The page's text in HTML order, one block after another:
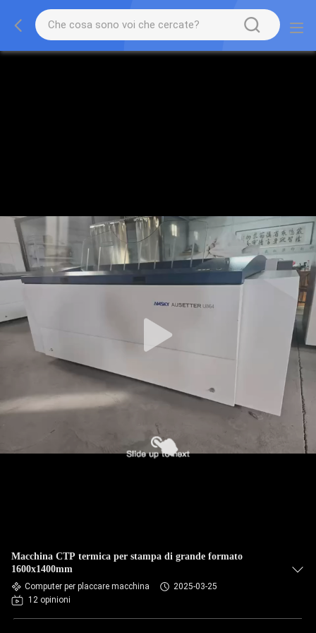
Macchina CTP termica per stampa di grande formato
1600x1400mm
Computer per placcare macchina
2025-03-25
12 opinioni